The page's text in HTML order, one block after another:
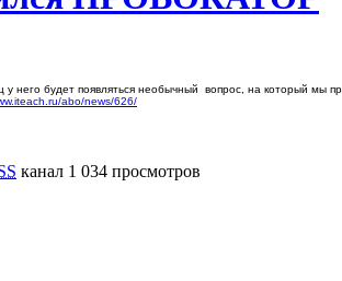
будет появляться необычный вопрос, на который мы
abo/news/626/
канал 1 034 просмотров